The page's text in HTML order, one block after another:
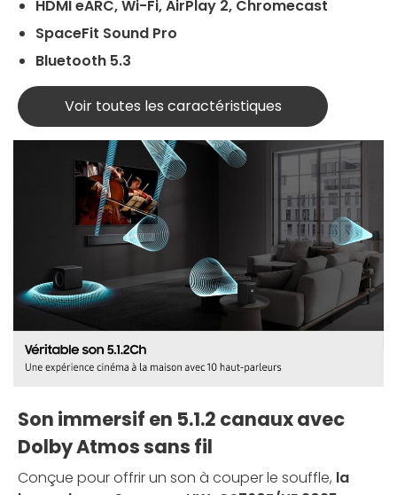
HDMI eARC, Wi-Fi, AirPlay 2, Chromecast
SpaceFit Sound Pro
Bluetooth 5.3
Voir toutes les caractéristiques
Son immersif en 5.1.2 canaux avec
Dolby Atmos sans fil
Conçue pour offrir un son à couper le souffle, la